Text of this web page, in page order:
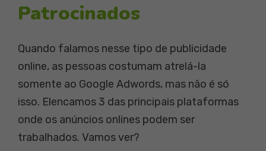
Patrocinados
Quando falamos nesse tipo de publicidade
online, as pessoas costumam atrelá-la
somente ao Google Adwords, mas não é só
isso. Elencamos 3 das principais plataformas
onde os anúncios onlines podem ser
trabalhados. Vamos ver?